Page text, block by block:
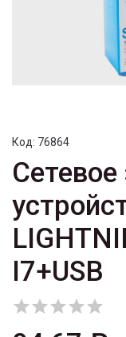
Код: 76864
I7+USB
